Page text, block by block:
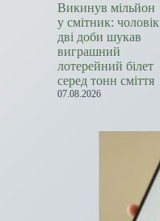
Викинув мільйон
у смітник: чоловік
дві доби шукав
виграшний
лотерейний білет
серед тонн сміття
07.08.2026